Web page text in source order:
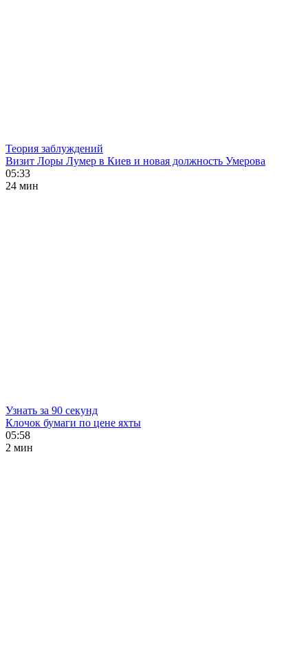
Теория заблуждений
Визит Лоры Лумер в Киев и новая должность Умерова
05:33
24 мин
Узнать за 90 секунд
Клочок бумаги по цене яхты
05:58
2 мин